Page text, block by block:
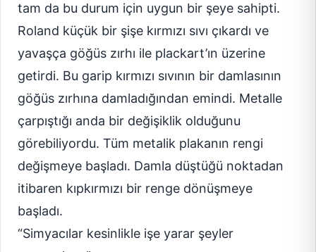
tam da bu durum için uygun bir şeye sahipti.
Roland küçük bir şişe kırmızı sıvı çıkardı ve
yavaşça göğüs zırhı ile plackart’ın üzerine
getirdi. Bu garip kırmızı sıvının bir damlasının
göğüs zırhına damladığından emindi. Metalle
çarpıştığı anda bir değişiklik olduğunu
görebiliyordu. Tüm metalik plakanın rengi
değişmeye başladı. Damla düştüğü noktadan
itibaren kıpkırmızı bir renge dönüşmeye
başladı.
“Simyacılar kesinlikle işe yarar şeyler